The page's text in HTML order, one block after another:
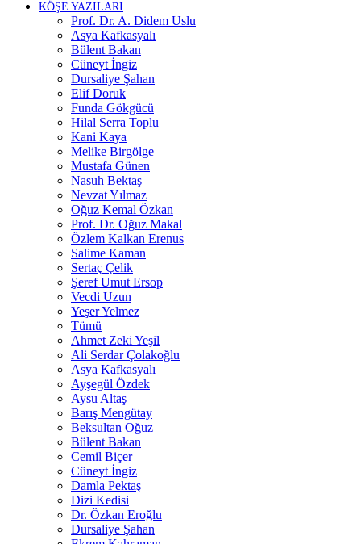
KÖŞE YAZILARI
Prof. Dr. A. Didem Uslu
Asya Kafkasyalı
Bülent Bakan
Cüneyt İngiz
Dursaliye Şahan
Elif Doruk
Funda Gökgücü
Hilal Serra Toplu
Kani Kaya
Melike Birgölge
Mustafa Günen
Nasuh Bektaş
Nevzat Yılmaz
Oğuz Kemal Özkan
Prof. Dr. Oğuz Makal
Özlem Kalkan Erenus
Salime Kaman
Sertaç Çelik
Şeref Umut Ersop
Vecdi Uzun
Yeşer Yelmez
Tümü
Ahmet Zeki Yeşil
Ali Serdar Çolakoğlu
Asya Kafkasyalı
Ayşegül Özdek
Aysu Altaş
Barış Mengütay
Beksultan Oğuz
Bülent Bakan
Cemil Biçer
Cüneyt İngiz
Damla Pektaş
Dizi Kedisi
Dr. Özkan Eroğlu
Dursaliye Şahan